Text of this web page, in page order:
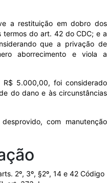
a restituição em dobro dos
termos do art. 42 do CDC; e a
que a privação de
aborrecimento e viola a
5.000,00, foi considerado
do dano e às circunstâncias
com manutenção
2º, 3º, §2º, 14 e 42 Código